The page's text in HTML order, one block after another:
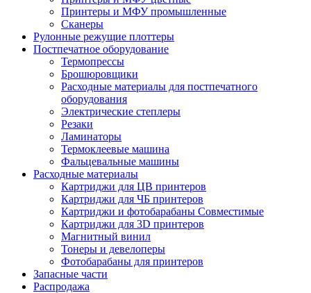
Принтеры и МФУ промышленные
Сканеры
Рулонные режущие плоттеры
Постпечатное оборудование
Термопрессы
Брошюровщики
Расходные материалы для постпечатного
оборудования
Электрические степлеры
Резаки
Ламинаторы
Термоклеевые машина
Фальцевальные машины
Расходные материалы
Картриджи для ЦВ принтеров
Картриджи для ЧБ принтеров
Картриджи и фотобарабаны Совместимые
Картриджи для 3D принтеров
Магнитный винил
Тонеры и девелоперы
Фотобарабаны для принтеров
Запасные части
Распродажа